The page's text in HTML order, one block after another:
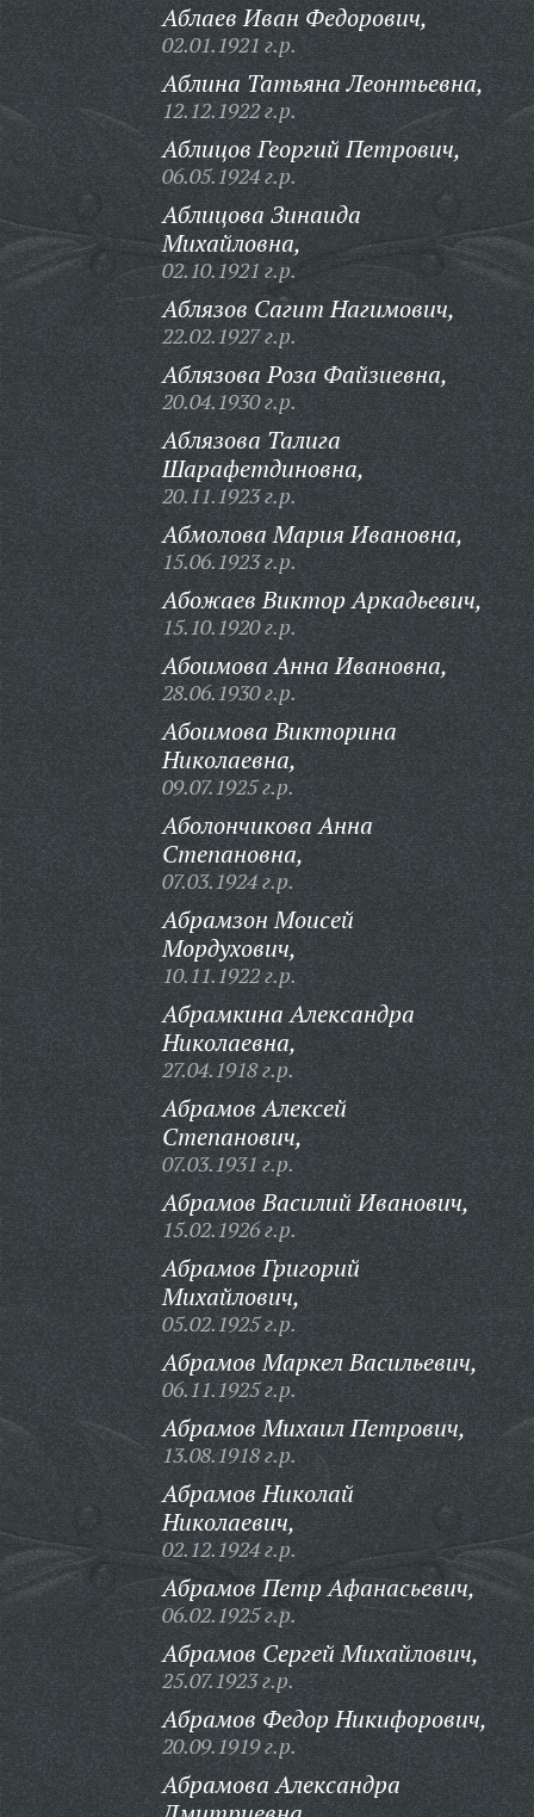
Аблаев Иван Федорович,
02.01.1921 г.р.
Аблина Татьяна Леонтьевна,
12.12.1922 г.р.
Аблицов Георгий Петрович,
06.05.1924 г.р.
Аблицова Зинаида
Михайловна,
02.10.1921 г.р.
Аблязов Сагит Нагимович,
22.02.1927 г.р.
Аблязова Роза Файзиевна,
20.04.1930 г.р.
Аблязова Талига
Шарафетдиновна,
20.11.1923 г.р.
Абмолова Мария Ивановна,
15.06.1923 г.р.
Абожаев Виктор Аркадьевич,
15.10.1920 г.р.
Абоимова Анна Ивановна,
28.06.1930 г.р.
Абоимова Викторина
Николаевна,
09.07.1925 г.р.
Аболончикова Анна
Степановна,
07.03.1924 г.р.
Абрамзон Моисей
Мордухович,
10.11.1922 г.р.
Абрамкина Александра
Николаевна,
27.04.1918 г.р.
Абрамов Алексей
Степанович,
07.03.1931 г.р.
Абрамов Василий Иванович,
15.02.1926 г.р.
Абрамов Григорий
Михайлович,
05.02.1925 г.р.
Абрамов Маркел Васильевич,
06.11.1925 г.р.
Абрамов Михаил Петрович,
13.08.1918 г.р.
Абрамов Николай
Николаевич,
02.12.1924 г.р.
Абрамов Петр Афанасьевич,
06.02.1925 г.р.
Абрамов Сергей Михайлович,
25.07.1923 г.р.
Абрамов Федор Никифорович,
20.09.1919 г.р.
Абрамова Александра